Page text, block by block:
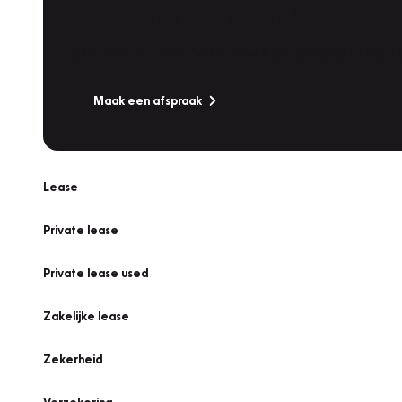
Maak een afspraak
Lease
Private lease
Private lease used
Zakelijke lease
Zekerheid